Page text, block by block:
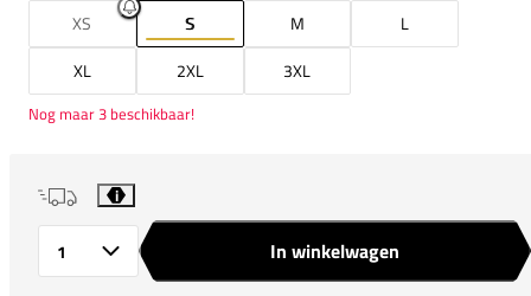
XS S M
L
XL
2XL 3XL
Nog maar 3 beschikbaar!
i
In winkelwagen